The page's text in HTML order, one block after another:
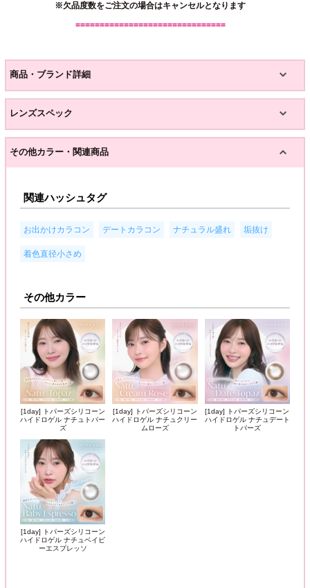
※欠品度数をご注文の場合はキャンセルとなります
===============================
商品・ブランド詳細
レンズスペック
その他カラー・関連商品
関連ハッシュタグ
お出かけカラコン デートカラコン ナチュラル盛れ 垢抜け
着色直径小さめ
その他カラー
[1day] トパーズシリコーン
ハイドロゲル ナチュトパー
ズ
[1day] トパーズシリコーン
ハイドロゲル ナチュクリー
ムローズ
[1day] トパーズシリコーン
ハイドロゲル ナチュデート
トパーズ
[1day] トパーズシリコーン
ハイドロゲル ナチュベイビ
ーエスプレッソ